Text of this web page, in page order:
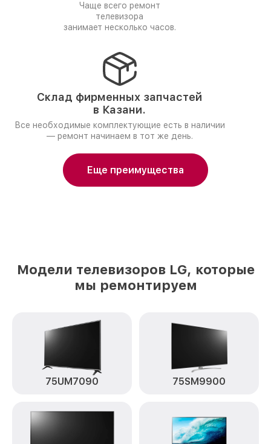
Чаще всего ремонт
телевизора
занимает несколько часов.
Склад фирменных запчастей
в Казани.
Все необходимые комплектующие есть в наличии
— ремонт начинаем в тот же день.
Еще преимущества
Модели телевизоров LG, которые
мы ремонтируем
75UM7090 75SM9900